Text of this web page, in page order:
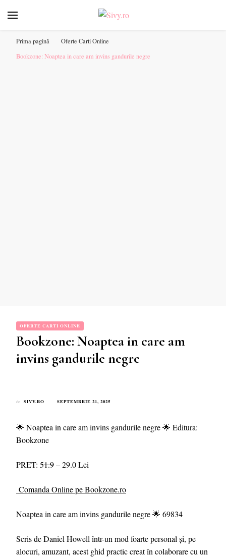
online pentru tine. ❤️
Prima pagină
Oferte Carti Online
Bookzone: Noaptea in care am invins gandurile negre
OFERTE CARTI ONLINE
Bookzone: Noaptea in care am
invins gandurile negre
de SIVY.RO SEPTEMBRIE 21, 2025
🌟 Noaptea in care am invins gandurile negre 🌟 Editura:
Bookzone
PRET: 51.9– 29.0 Lei
Comanda Online pe Bookzone.ro
Noaptea in care am invins gandurile negre 🌟 69834
Scris de Daniel Howell într-un mod foarte personal și, pe
alocuri, amuzant, acest ghid practic creat în colaborare cu un